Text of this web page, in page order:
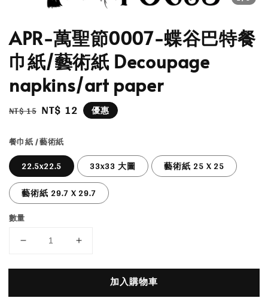
APR-萬聖節0007-蝶谷巴特餐
巾紙/藝術紙 Decoupage
napkins/art paper
Regular
NT$ 15 Sale
NT$ 12 優惠
餐巾紙 / 藝術紙
22.5x22.5 33x33 大圖
藝術紙 25 X 25
藝術紙 29.7 X 29.7
數量
加入購物車